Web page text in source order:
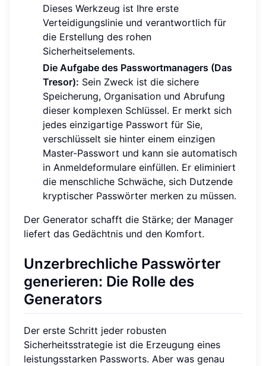
Dieses Werkzeug ist Ihre erste
Verteidigungslinie und verantwortlich für
die Erstellung des rohen
Sicherheitselements.
Die Aufgabe des Passwortmanagers (Das
Tresor): Sein Zweck ist die sichere
Speicherung, Organisation und Abrufung
dieser komplexen Schlüssel. Er merkt sich
jedes einzigartige Passwort für Sie,
verschlüsselt sie hinter einem einzigen
Master-Passwort und kann sie automatisch
in Anmeldeformulare einfüllen. Er eliminiert
die menschliche Schwäche, sich Dutzende
kryptischer Passwörter merken zu müssen.
Der Generator schafft die Stärke; der Manager
liefert das Gedächtnis und den Komfort.
Unzerbrechliche Passwörter
generieren: Die Rolle des
Generators
Der erste Schritt jeder robusten
Sicherheitsstrategie ist die Erzeugung eines
leistungsstarken Passworts. Aber was genau